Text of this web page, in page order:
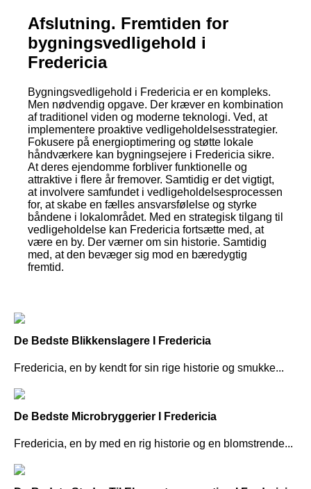
Afslutning. Fremtiden for
bygningsvedligehold i
Fredericia
Bygningsvedligehold i Fredericia er en kompleks.
Men nødvendig opgave. Der kræver en kombination
af traditionel viden og moderne teknologi. Ved, at
implementere proaktive vedligeholdelsesstrategier.
Fokusere på energioptimering og støtte lokale
håndværkere kan bygningsejere i Fredericia sikre.
At deres ejendomme forbliver funktionelle og
attraktive i flere år fremover. Samtidig er det vigtigt,
at involvere samfundet i vedligeholdelsesprocessen
for, at skabe en fælles ansvarsfølelse og styrke
båndene i lokalområdet. Med en strategisk tilgang til
vedligeholdelse kan Fredericia fortsætte med, at
være en by. Der værner om sin historie. Samtidig
med, at den bevæger sig mod en bæredygtig
fremtid.
De Bedste Blikkenslagere I Fredericia
Fredericia, en by kendt for sin rige historie og smukke...
De Bedste Microbryggerier I Fredericia
Fredericia, en by med en rig historie og en blomstrende...